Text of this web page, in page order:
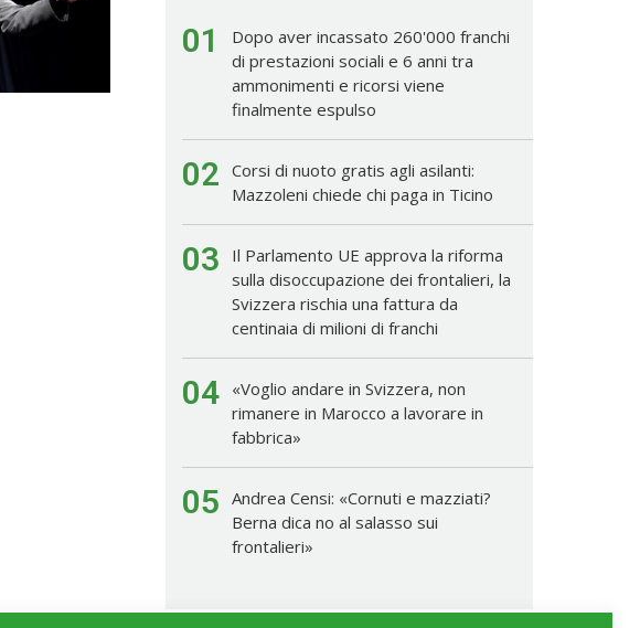
01
Dopo aver incassato 260'000 franchi
di prestazioni sociali e 6 anni tra
ammonimenti e ricorsi viene
finalmente espulso
02 Corsi di nuoto gratis agli asilanti:
Mazzoleni chiede chi paga in Ticino
03
Il Parlamento UE approva la riforma
sulla disoccupazione dei frontalieri, la
Svizzera rischia una fattura da
centinaia di milioni di franchi
04
«Voglio andare in Svizzera, non
rimanere in Marocco a lavorare in
fabbrica»
05 Andrea Censi: «Cornuti e mazziati?
Berna dica no al salasso sui
frontalieri»